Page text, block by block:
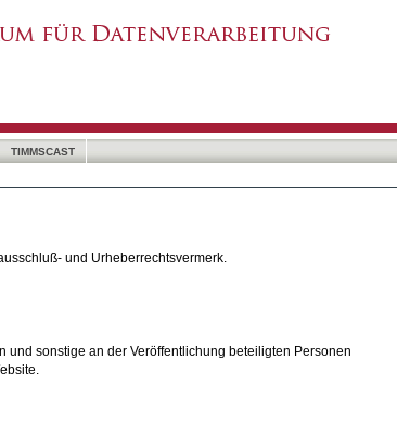
TIMMSCAST
und Urheberrechtsvermerk.
und sonstige an der Veröffentlichung beteiligten Personen